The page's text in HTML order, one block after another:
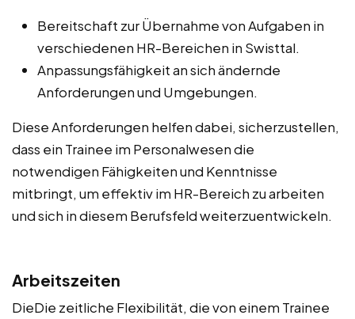
Bereitschaft zur Übernahme von Aufgaben in
verschiedenen HR-Bereichen in Swisttal.
Anpassungsfähigkeit an sich ändernde
Anforderungen und Umgebungen.
Diese Anforderungen helfen dabei, sicherzustellen,
dass ein Trainee im Personalwesen die
notwendigen Fähigkeiten und Kenntnisse
mitbringt, um effektiv im HR-Bereich zu arbeiten
und sich in diesem Berufsfeld weiterzuentwickeln.
Arbeitszeiten
DieDie zeitliche Flexibilität, die von einem Trainee